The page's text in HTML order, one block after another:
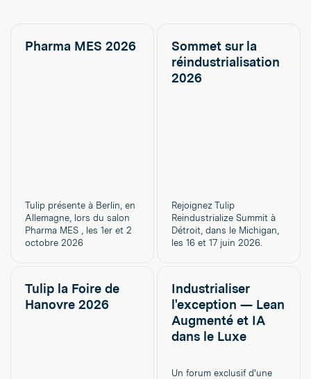
Pharma MES 2026
Tulip présente à Berlin, en
Allemagne, lors du salon
Pharma MES , les 1er et 2
octobre 2026
Sommet sur la
réindustrialisation
2026
Rejoignez Tulip
Reindustrialize Summit à
Détroit, dans le Michigan,
les 16 et 17 juin 2026.
Tulip la Foire de
Hanovre 2026
Industrialiser
l'exception — Lean
Augmenté et IA
dans le Luxe
Un forum exclusif d'une